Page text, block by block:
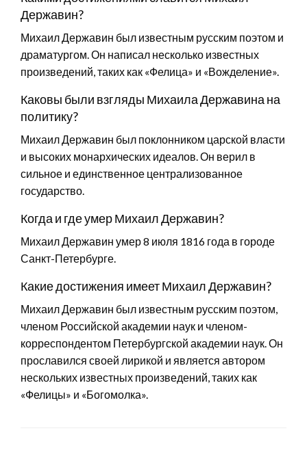
Державин?
Михаил Державин был известным русским поэтом и
драматургом. Он написал несколько известных
произведений, таких как «Фелица» и «Вожделение».
Каковы были взгляды Михаила Державина на
политику?
Михаил Державин был поклонником царской власти
и высоких монархических идеалов. Он верил в
сильное и единственное централизованное
государство.
Когда и где умер Михаил Державин?
Михаил Державин умер 8 июля 1816 года в городе
Санкт-Петербурге.
Какие достижения имеет Михаил Державин?
Михаил Державин был известным русским поэтом,
членом Российской академии наук и членом-
корреспондентом Петербургской академии наук. Он
прославился своей лирикой и является автором
нескольких известных произведений, таких как
«Фелицы» и «Богомолка».